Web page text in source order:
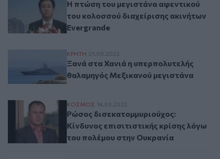
Η πτώση του μεγιστάνα αφεντικού
του κολοσσού διαχείρισης ακινήτων
Evergrande
Ξανά στα Χανιά η υπερπολυτελής
ΚΡΗΤΗ 01.09.2022
Ξανά στα Χανιά η υπερπολυτελής
θαλαμηγός Μεξικανού μεγιστάνα
Ρώσος δισεκατομμυριούχος: Κίνδυνος
ΚΟΣΜΟΣ 14.03.2022
Ρώσος δισεκατομμυριούχος:
Κίνδυνος επισιτιστικής κρίσης λόγω
του πολέμου στην Ουκρανία